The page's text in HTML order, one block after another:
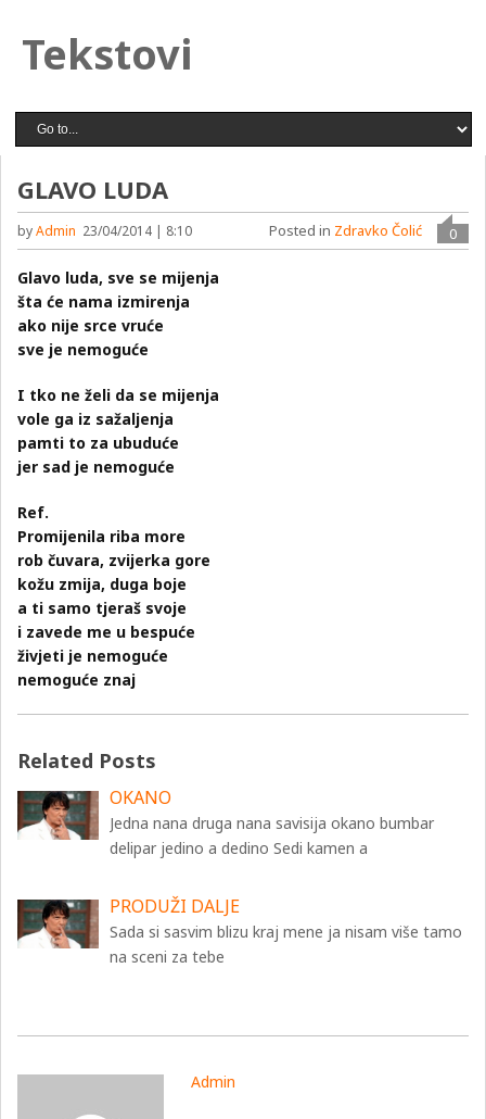
Tekstovi
GLAVO LUDA
byAdmin 23/04/2014 | 8:10 0
Posted in Zdravko Čolić
Glavo luda, sve se mijenja
šta će nama izmirenja
ako nije srce vruće
sve je nemoguće
I tko ne želi da se mijenja
vole ga iz sažaljenja
pamti to za ubuduće
jer sad je nemoguće
Ref.
Promijenila riba more
rob čuvara, zvijerka gore
kožu zmija, duga boje
a ti samo tjeraš svoje
i zavede me u bespuće
živjeti je nemoguće
nemoguće znaj
Related Posts
OKANO
Jedna nana druga nana savisija okano bumbar
delipar jedino a dedino Sedi kamen a
PRODUŽI DALJE
Sada si sasvim blizu kraj mene ja nisam više tamo
na sceni za tebe
Admin